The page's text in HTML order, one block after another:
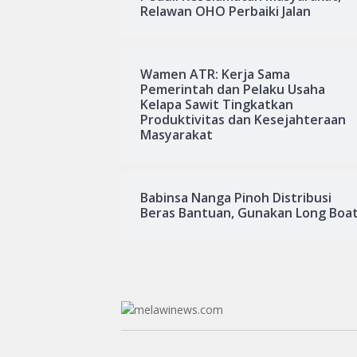
Relawan OHO Perbaiki Jalan
Wamen ATR: Kerja Sama
Pemerintah dan Pelaku Usaha
Kelapa Sawit Tingkatkan
Produktivitas dan Kesejahteraan
Masyarakat
Babinsa Nanga Pinoh Distribusi
Beras Bantuan, Gunakan Long Boat